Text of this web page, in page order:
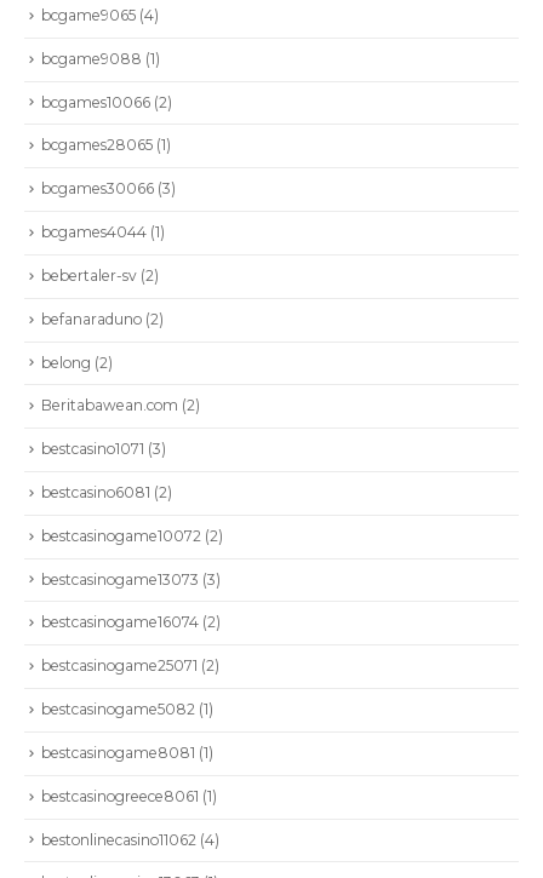
bcgame9065 (4)
bcgame9088 (1)
bcgames10066 (2)
bcgames28065 (1)
bcgames30066 (3)
bcgames4044 (1)
bebertaler-sv (2)
befanaraduno (2)
belong (2)
Beritabawean.com (2)
bestcasino1071 (3)
bestcasino6081 (2)
bestcasinogame10072 (2)
bestcasinogame13073 (3)
bestcasinogame16074 (2)
bestcasinogame25071 (2)
bestcasinogame5082 (1)
bestcasinogame8081 (1)
bestcasinogreece8061 (1)
bestonlinecasino11062 (4)